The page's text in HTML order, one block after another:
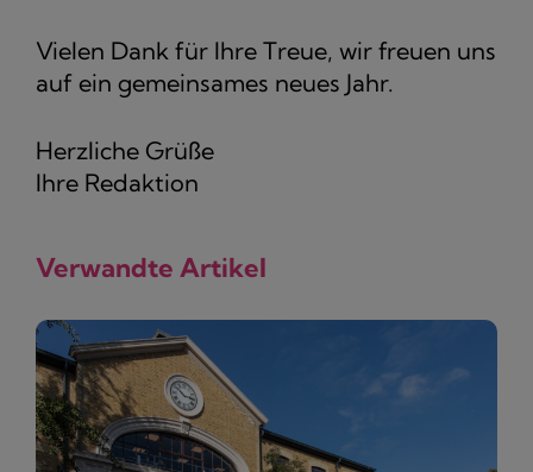
Vielen Dank für Ihre Treue, wir freuen uns
auf ein gemeinsames neues Jahr.
Herzliche Grüße
Ihre Redaktion
Verwandte Artikel